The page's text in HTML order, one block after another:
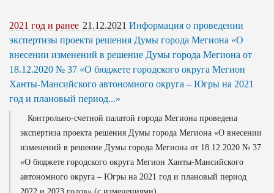
2021 год и ранее 21.12.2021 Информация о проведении
экспертизы проекта решения Думы города Мегиона «О
внесении изменений в решение Думы города Мегиона от
18.12.2020 № 37 «О бюджете городского округа Мегион
Ханты-Мансийского автономного округа – Югры на 2021
год и плановый период...»
Контрольно-счетной палатой города Мегиона проведена
экспертиза проекта решения Думы города Мегиона «О внесении
изменений в решение Думы города Мегиона от 18.12.2020 № 37
«О бюджете городского округа Мегион Ханты-Мансийского
автономного округа – Югры на 2021 год и плановый период